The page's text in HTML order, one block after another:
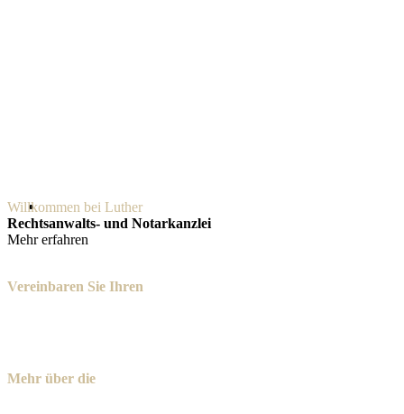
Willkommen bei Luther
Rechtsanwalts- und Notarkanzlei
Mehr erfahren
Vereinbaren Sie Ihren
Mehr über die